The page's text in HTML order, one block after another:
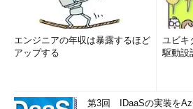
エンジニアの年収は暴露するほど
アップする
ユビキ
駆動設
第3回 IDaaSの実装を